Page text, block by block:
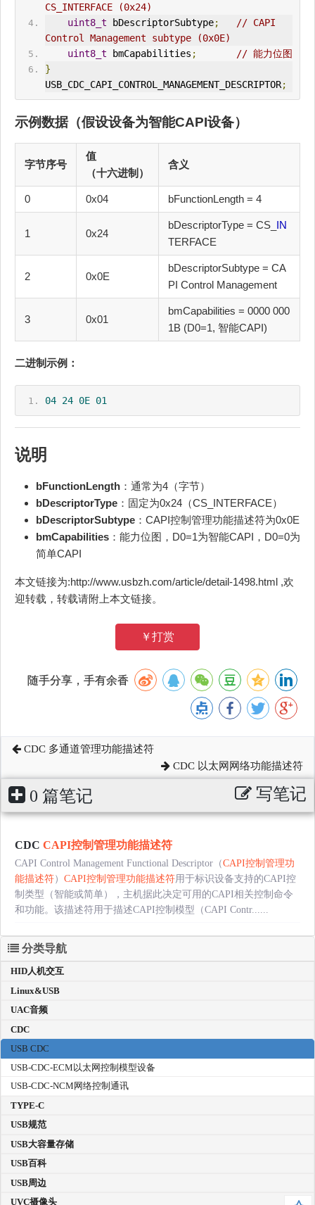
CS_ INTERFACE (0x24)
uint8_t bDescriptorSubtype;
// CAPI
Control Management subtype (0x0E)
uint8_t bmCapabilities ;
// 能力位图
}
USB_ CDC_CAPI_CONTROL_MANAGEMENT_DESCRIPTOR;
示例数据（假设设备为智能CAPI设备）
字节序号
值
（十六进制）
含义
0 0x04 bFunctionLength = 4
1 0x24
bDescriptorType = CS_ IN
TERFACE
2 0x0E
bDescriptorSubtype = CA
PI Control Management
3 0x01
bmCapabilities = 0000 000
1B (D0=1, 智能CAPI)
二进制示例：
04 24 0E 01
说明
bFunctionLength ：通常为4（字节）
bDescriptorType ：固定为0x24（CS_INTERFACE）
bDescriptorSubtype ：CAPI控制管理功能描述符为0x0E
bmCapabilities ：能力位图，D0=1为智能CAPI，D0=0为
简单CAPI
本文链接为:http://www.usbzh.com/article/detail-1498.html ,欢
迎转载，转载请附上本文链接。
￥打赏
随手分享，手有余香
CDC 多通道管理功能描述符
CDC 以太网网络功能描述符
0 篇笔记 写笔记
CDC CAPI控制管理功能描述符
CAPI Control Management Functional Descriptor（CAPI控制管理功
能描述符） CAPI控制管理功能描述符用于标识设备支持的CAPI控
制类型（智能或简单），主机据此决定可用的CAPI相关控制命令
和功能。该描述符用于描述CAPI控制模型（CAPI Contr......
分类导航
HID人机交互
Linux&USB
UAC音频
CDC
USB CDC
USB-CDC-ECM以太网控制模型设备
USB-CDC-NCM网络控制通讯
TYPE-C
USB规范
USB大容量存储
USB百科
USB周边
UVC摄像头